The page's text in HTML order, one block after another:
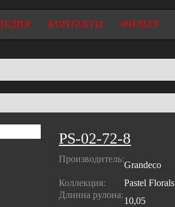
КОНТАКТЫ ФИЛЬТР
PS-02-72-8
Производитель:
Grandeco
Коллекция:
Pastel Florals
Длинна рулона:
10,05